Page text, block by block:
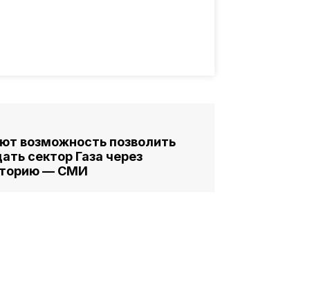
возможность позволить
сектор Газа через
— СМИ